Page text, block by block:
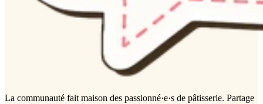
La communauté fait maison des passionné·e·s de pâtisserie. Partage